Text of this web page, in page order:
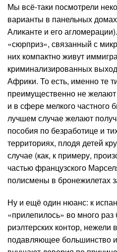
Мы всё-таки посмотрели
варианты в панельных
Аликанте и его
«сюрприз», связанный с
них компактно живут
криминализированных
Африки. То есть, именно те
преимущественно не
и в сфере мелкого частного
лучшем случае желают
пособия по безработице и
территориях, плодя детей
случае (как, к примеру,
частью французского
полисмены в бронежилетах
Ну и ещё один нюанс: к
«прилепилось» во много раз
риэлтерских контор, нежели
подавляющее большинство